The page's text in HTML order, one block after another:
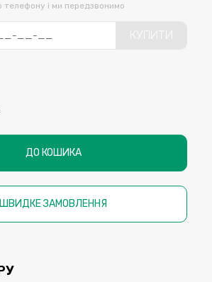
телефону і ми передзвонимо
КУПИТИ
ДО КОШИКА
ШВИДКЕ ЗАМОВЛЕННЯ